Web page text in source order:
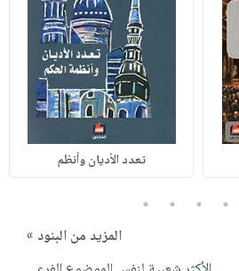
تعدد الأديان وأنظم
2
3
4
5
المزيد من البنود »